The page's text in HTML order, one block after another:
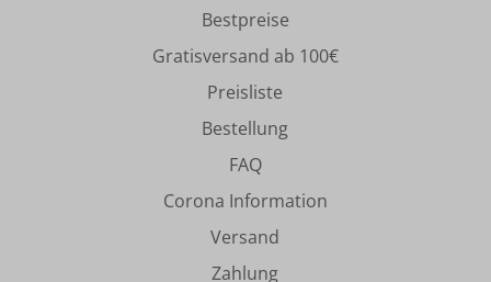
Bestpreise
Gratisversand ab 100€
Preisliste
Bestellung
FAQ
Corona Information
Versand
Zahlung